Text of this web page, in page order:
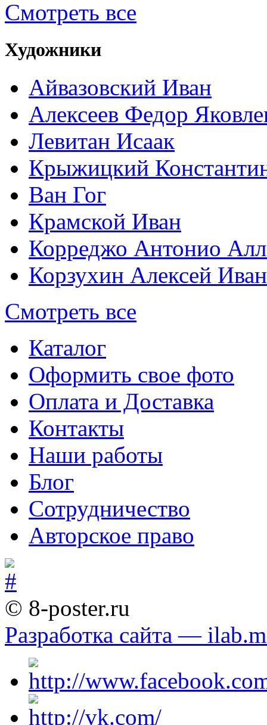
Смотреть все
Художники
Айвазовский Иван
Алексеев Федор
Левитан Исаак
Крыжицкий
Ван Гог
Крамской Иван
Корреджо Антонио
Корзухин Алексей
Смотреть все
Каталог
Оформить свое фото
Оплата и Доставка
Контакты
Наши работы
Блог
Сотрудничество
Авторское право
© 8-poster.ru
Разработка сайта —